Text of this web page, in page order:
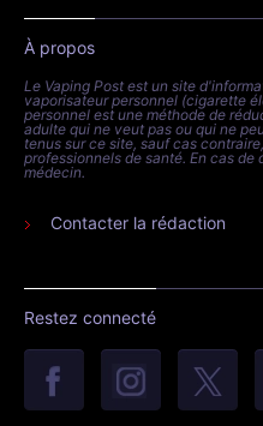
À propos
Le Vaping Post est un site
vaporisateur personnel (cigarette
personnel est une méthode de
adulte qui ne veut pas ou qui ne
tenus sur ce site, sauf cas
professionnels de santé. En cas
médecin.
Contacter la rédaction
Restez connecté